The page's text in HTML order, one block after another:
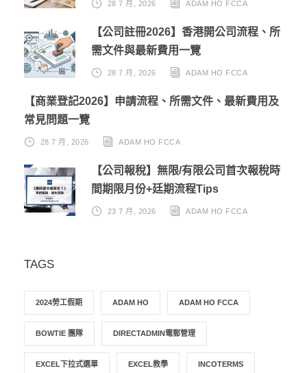
28 7 月, 2026 ADAM HO FCCA
【公司註冊2026】香港開公司流程、所
需文件與最新費用一覽
28 7 月, 2026 ADAM HO FCCA
【商業登記2026】申請流程、所需文件、最新費用及
常見問題一覽
28 7 月, 2026 ADAM HO FCCA
【公司報稅】無限/有限公司首次報稅時
間期限月份+廷期流程Tips
23 7 月, 2026 ADAM HO FCCA
TAGS
2024勞工假期 ADAM HO ADAM HO FCCA
BOWTIE 團隊 DIRECTADMIN電郵管理
EXCEL下拉式選單 EXCEL教學 INCOTERMS